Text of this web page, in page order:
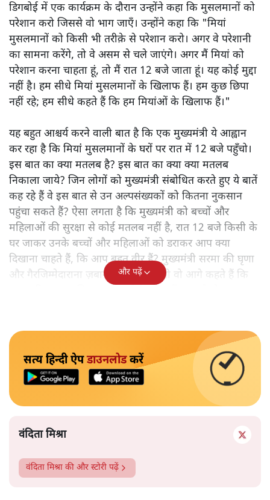
डिगबोई में एक कार्यक्रम के दौरान उन्होंने कहा कि मुसलमानों को
परेशान करो जिससे वो भाग जाएँ। उन्होंने कहा कि "मियां
मुसलमानों को किसी भी तरीक़े से परेशान करो। अगर वे परेशानी
का सामना करेंगे, तो वे असम से चले जाएंगे। अगर मैं मियां को
परेशान करना चाहता हूं, तो मैं रात 12 बजे जाता हूं। यह कोई मुद्दा
नहीं है। हम सीधे मियां मुसलमानों के खिलाफ हैं। हम कुछ छिपा
नहीं रहे; हम सीधे कहते हैं कि हम मियांओं के खिलाफ हैं।"
यह बहुत आश्चर्य करने वाली बात है कि एक मुख्यमंत्री ये आह्वान
कर रहा है कि मियांं मुसलमानों के घरों पर रात में 12 बजे पहुँचो।
इस बात का क्या मतलब है? इस बात का क्या क्या मतलब
निकाला जाये? जिन लोगों को मुख्यमंत्री संबोधित करते हुए ये बातें
कह रहे हैं वे इस बात से उन अल्पसंख्यकों को कितना नुकसान
पहुंचा सकते हैं? ऐसा लगता है कि मुख्यमंत्री को बच्चों और
महिलाओं की सुरक्षा से कोई मतलब नहीं है, रात 12 बजे किसी के
घर जाकर उनके बच्चों और महिलाओं को डराकर आप क्या
दिखाना चाहते हैं, कि आप बहुत वीर हैं? मुख्यमंत्री सरमा की घृणा
और गैरजिम्मेदाराना ज़बान यहीं नहीं रुकती वो आगे कहते हैं कि
और पढ़ें
सत्य हिन्दी ऐपडाउनलोडकरें
वंदिता मिश्रा
वंदिता मिश्रा की और स्टोरी पढ़ें